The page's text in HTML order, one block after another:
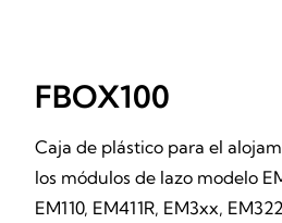
FBOX100
Caja de plástico para el
los módulos de lazo modelo
EM110, EM411R, EM3xx,